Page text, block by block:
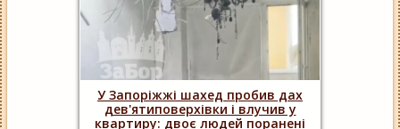
У Запоріжжі шахед пробив дах
дев'ятиповерхівки і влучив у
квартиру: двоє людей поранені